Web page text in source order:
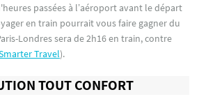
passées à l’aéroport avant le départ
en train pourrait vous faire gagner du
Londres sera de 2h16 en train, contre
Travel).
TOUT CONFORT